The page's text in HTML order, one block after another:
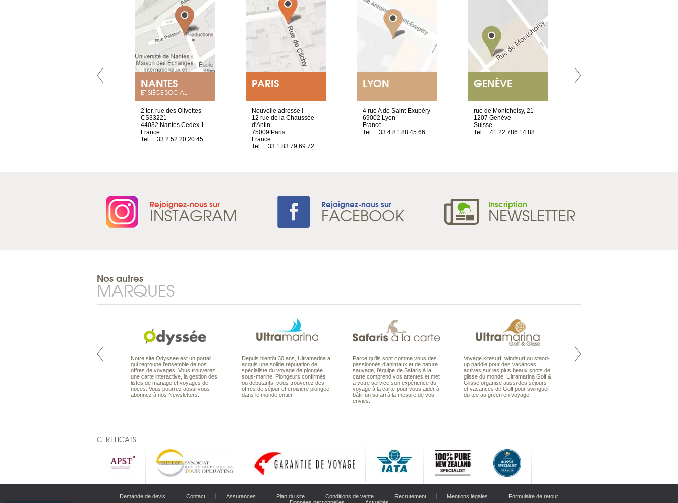
NANTES
ET SIÈGE SOCIAL
2 ter, rue des Olivettes
CS33221
44032 Nantes Cedex 1
France
Tel : +33 2 52 20 20 45
PARIS
Nouvelle adresse !
12 rue de la Chaussée
d'Antin
75009 Paris
France
Tel : +33 1 83 79 69 72
LYON
4 rue A de Saint-Exupéry
69002 Lyon
France
Tel : +33 4 81 88 45 66
GENÈVE
rue de Montchoisy, 21
1207 Genève
Suisse
Tel : +41 22 786 14 88
Rejoignez-nous sur
INSTAGRAM Rejoignez-nous sur
FACEBOOK Inscription
NEWSLETTER
Nos autres
MARQUES
Pacifique à la carte est le spécialiste
Notre site Odyssee est un portail
qui regroupe l’ensemble de nos
offres de voyages. Vous trouverez
une carte interactive, la gestion des
listes de mariage et voyages de
noces. Vous pourrez aussi vous
abonnez à nos Newsletters.
Depuis bientôt 30 ans, Ultramarina a
acquis une solide réputation de
spécialiste du voyage de plongée
sous-marine. Plongeurs confirmés
ou débutants, vous trouverez des
offres de séjour et croisière plongée
dans le monde entier.
Parce qu'ils sont comme vous des
passionnés d’animaux et de nature
sauvage, l'équipe de Safaris à la
carte comprend vos attentes et met
à votre service son expérience du
voyage à la carte pour vous aider à
bâtir un safari à la mesure de vos
envies.
Voyage kitesurf, windsurf ou stand-
up paddle pour des vacances
actives sur les plus beaux spots de
glisse du monde. Ultramarina Golf &
Glisse organise aussi des séjours
et vacances de Golf pour swinguer
du tee au green en voyage.
Maldives à la Carte propose tous
CERTIFICATS
Demande de devis Contact Assurances Plan du site Conditions de vente Recrutement Mentions légales
Formulaire de retour